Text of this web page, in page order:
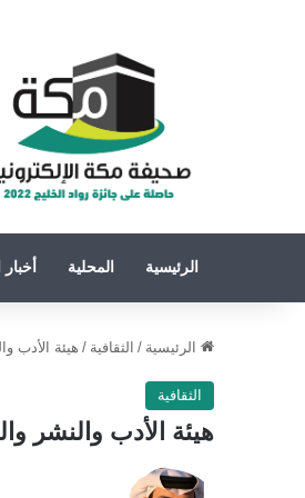
الرئيسية المحلية
الرئيسية / الثقافية / هيئة الأدب
الثقافية
هيئة الأدب والنشر